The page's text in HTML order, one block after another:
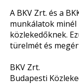
A BKV Zrt. és a
munkálatok
közlekedőknek.
türelmét és
BKV Zrt.
Budapesti